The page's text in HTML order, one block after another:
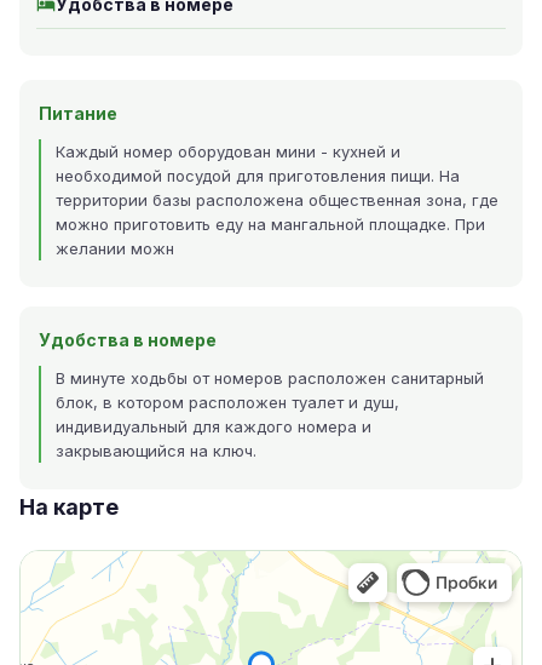
Удобства в номере
Питание
Каждый номер оборудован мини - кухней и
необходимой посудой для приготовления пищи. На
территории базы расположена общественная зона, где
можно приготовить еду на мангальной площадке. При
желании можн
Удобства в номере
В минуте ходьбы от номеров расположен санитарный
блок, в котором расположен туалет и душ,
индивидуальный для каждого номера и
закрывающийся на ключ.
На карте